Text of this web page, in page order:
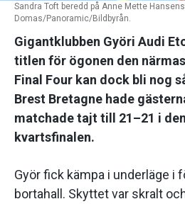
Sandra Toft beredd på Anne Mette
Domas/Panoramic/Bildbyrån.
Gigantklubben Györi Audi
titlen för ögonen den
Final Four kan dock bli nog
Brest Bretagne hade
matchade tajt till 21–21 i
kvartsfinalen.
Györ fick kämpa i underläge i
bortahall. Skyttet var skralt